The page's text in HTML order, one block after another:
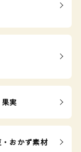
実
おかず素材